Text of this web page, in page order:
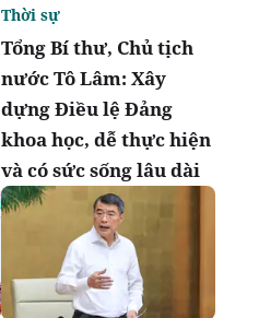
Tổng Bí thư, Chủ tịch
nước Tô Lâm: Xây
dựng Điều lệ Đảng
khoa học, dễ thực hiện
và có sức sống lâu dài
Thời sự